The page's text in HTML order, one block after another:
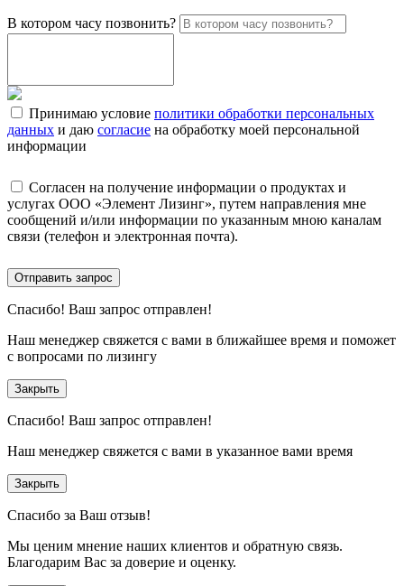
В котором часу позвонить?
Принимаю условие политики обработки персональных
данных и даю согласие на обработку моей персональной
информации
Согласен на получение информации о продуктах и
услугах ООО «Элемент Лизинг», путем направления мне
сообщений и/или информации по указанным мною каналам
связи (телефон и электронная почта).
Отправить запрос
Спасибо! Ваш запрос отправлен!
Наш менеджер свяжется с вами в ближайшее время и поможет
с вопросами по лизингу
Закрыть
Спасибо! Ваш запрос отправлен!
Наш менеджер свяжется с вами в указанное вами время
Закрыть
Спасибо за Ваш отзыв!
Мы ценим мнение наших клиентов и обратную связь.
Благодарим Вас за доверие и оценку.